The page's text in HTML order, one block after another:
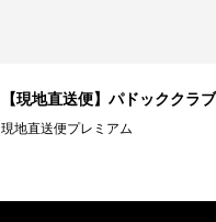
【現地直送便】パドッククラ
現地直送便プレミアム